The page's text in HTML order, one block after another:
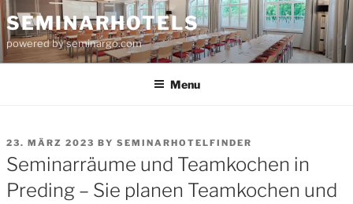
Skip
to
content
SEMINARHOTELS
powered by seminargo.com
Menu
POSTED
ON
23. MÄRZ 2023 BY SEMINARHOTELFINDER
Seminarräume und Teamkochen in
Preding – Sie planen Teamkochen und